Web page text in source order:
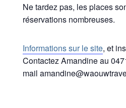
Ne tardez pas, les places
réservations nombreuses.
Informations sur le site, et
Contactez Amandine au
mail